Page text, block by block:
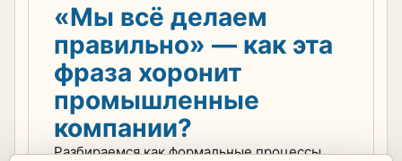
«Мы всё делаем
правильно» — как эта
фраза хоронит
промышленные
компании?
Разбираемся как формальные процессы